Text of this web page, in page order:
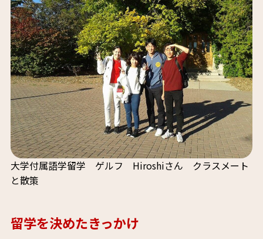
大学付属語学留学 ゲルフ Hiroshiさん クラスメート
と散策
留学を決めたきっかけ